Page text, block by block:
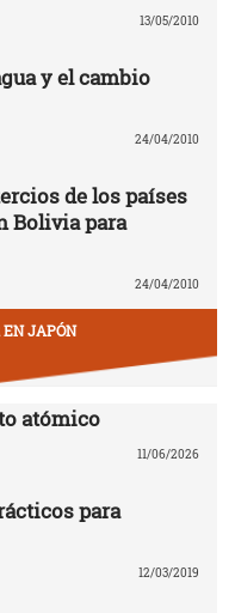
13/05/2010
y el cambio
24/04/2010
de los países
Bolivia para
24/04/2010
JAPÓN
atómico
11/06/2026
para
12/03/2019